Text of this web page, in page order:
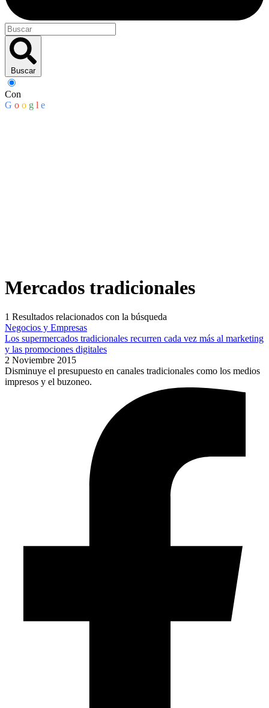
Buscar
Con
G o o g l e
Mercados tradicionales
1 Resultados relacionados con la búsqueda
Negocios y Empresas
Los supermercados tradicionales recurren cada vez más al marketing
y las promociones digitales
2 Noviembre 2015
Disminuye el presupuesto en canales tradicionales como los medios
impresos y el buzoneo.